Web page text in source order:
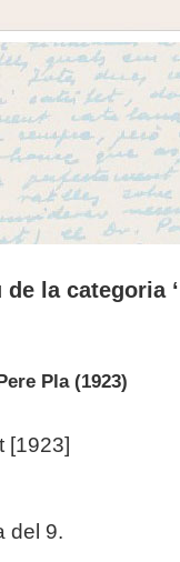
de la categoria
Pla (1923)
[1923]
del 9.